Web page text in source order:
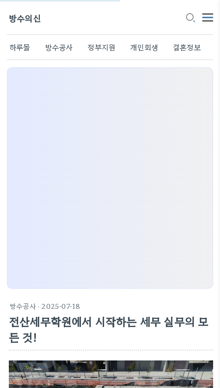
방수의신
하루몰 방수공사 정부지원 개인회생 결혼정보
방수공사· 2025-07-18
전산세무학원에서 시작하는 세무 실무의 모
든 것!